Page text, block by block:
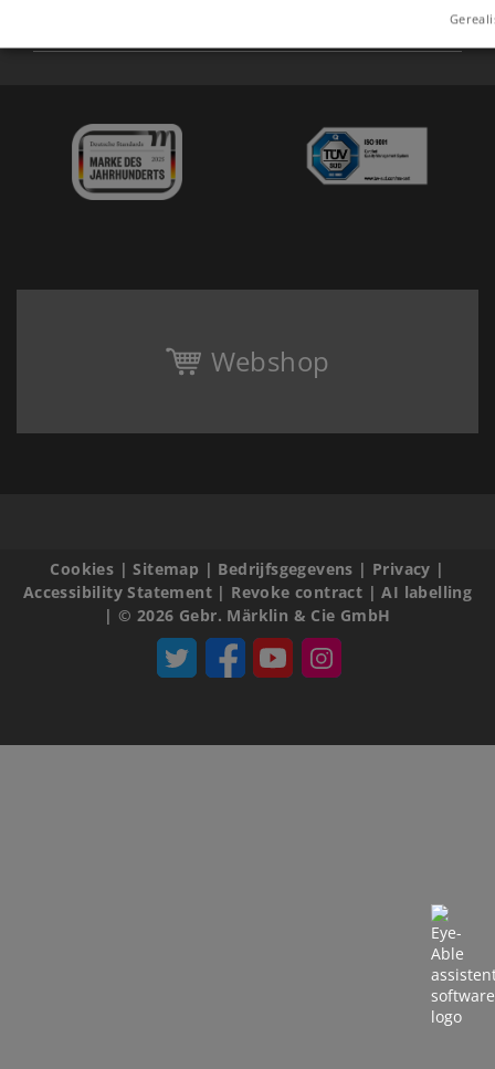
Webshop
Cookies |Sitemap | Bedrijfsgegevens | Privacy |
Accessibility Statement| Revoke contract |AI labelling
|© 2026 Gebr. Märklin & Cie GmbH